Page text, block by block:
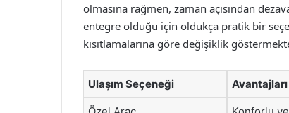
olmasına rağmen, zaman açısından
entegre olduğu için oldukça pratik bir
kısıtlamalarına göre değişiklik
Ulaşım Seçeneği Avantajları